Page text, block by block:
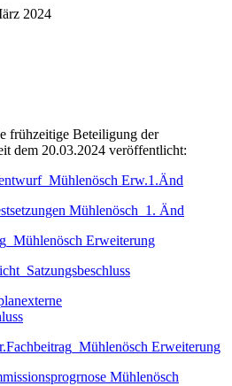
2024
frühzeitige Beteiligung der
dem 20.03.2024 veröffentlicht:
Erw.1.Änd
Mühlenösch_1. Änd
Erweiterung
Erweiterung
Mühlenösch